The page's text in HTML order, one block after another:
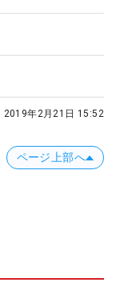
2019年2月21日 15:52
ページ上部へ